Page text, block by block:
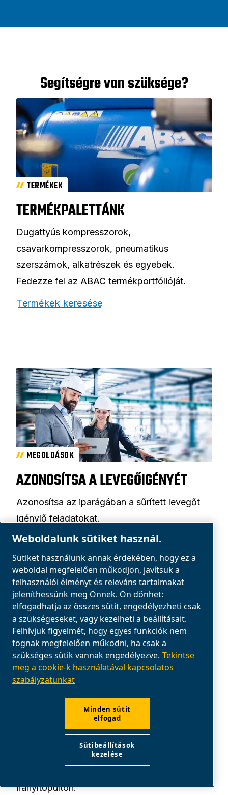
Segítségre van szüksége?
TERMÉKEK
TERMÉKPALETTÁNK
Dugattyús kompresszorok,
csavarkompresszorok, pneumatikus
szerszámok, alkatrészek és egyebek.
Fedezze fel az ABAC termékportfólióját.
Termékek keresése
MEGOLDÁSOK
AZONOSÍTSA A LEVEGŐIGÉNYÉT
Azonosítsa az iparágában a sűrített levegőt
igénylő feladatokat.
Segítség kérése
SZERVIZ ÉS VEVŐSZOLGÁLAT
Szerezzen segítséget, karbantartási
alkatrészeket, kézikönyveket és karbantartási
irányítópulton.
Weboldalunk sütiket használ.
Sütiket használunk annak érdekében, hogy ez a
weboldal megfelelően működjön, javítsuk a
felhasználói élményt és releváns tartalmakat
jeleníthessünk meg Önnek. Ön dönhet:
elfogadhatja az összes sütit, engedélyezheti csak
a szükségeseket, vagy kezelheti a beállításait.
Felhívjuk figyelmét, hogy egyes funkciók nem
fognak megfelelően működni, ha csak a
szükséges sütik vannak engedélyezve. Tekintse
meg a cookie-k használatával kapcsolatos
szabályzatunkat
Minden sütit
elfogad
Sütibeállítások
kezelése